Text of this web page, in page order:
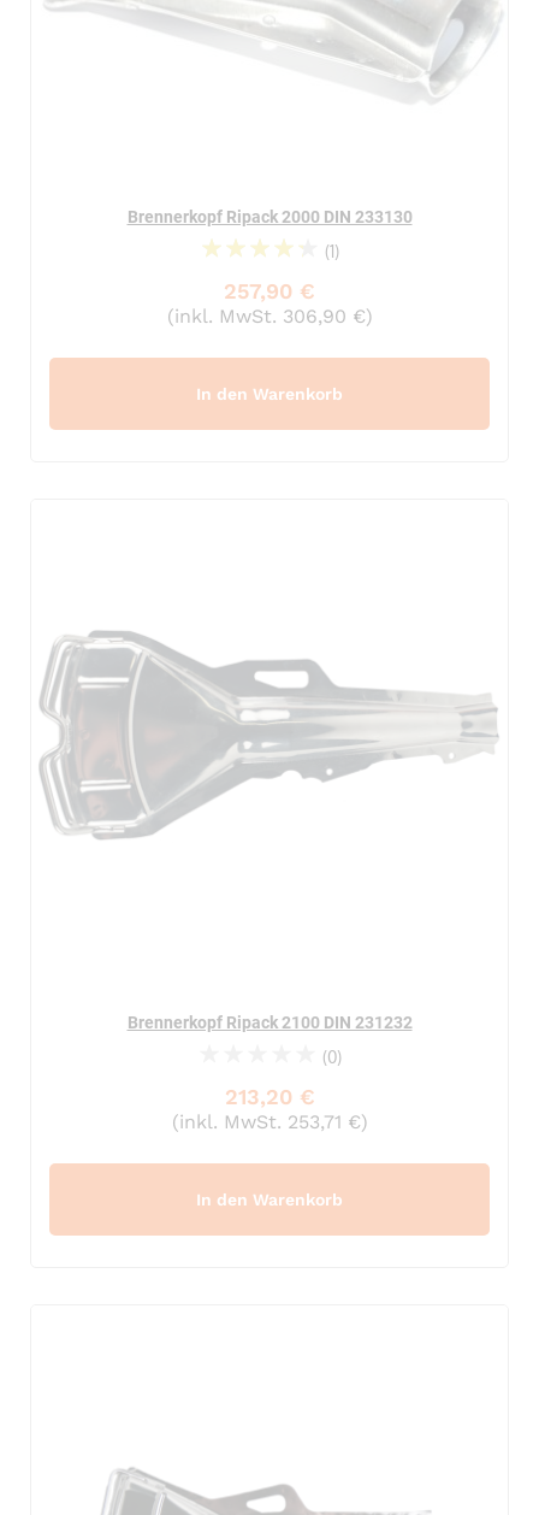
Brennerkopf Ripack 2000 DIN 233130
90%
(1)
257,90 €
(inkl. MwSt. 306,90 €)
In den Warenkorb
Brennerkopf Ripack 2100 DIN 231232
(0)
213,20 €
(inkl. MwSt. 253,71 €)
In den Warenkorb